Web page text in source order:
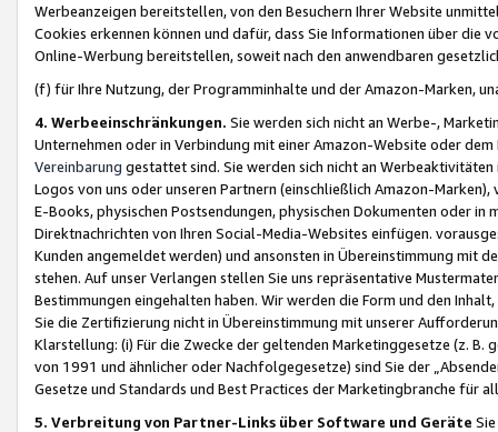
Werbeanzeigen bereitstellen, von den Besuchern Ihrer Website
Cookies erkennen können und dafür, dass Sie Informationen über die
Online-Werbung bereitstellen, soweit nach den anwendbaren
(f) für Ihre Nutzung, der Programminhalte und der Amazon-Marken,
4. Werbeeinschränkungen. Sie werden sich nicht an Werbe-,
Unternehmen oder in Verbindung mit einer Amazon-Website oder
Vereinbarung gestattet sind. Sie werden sich nicht an
Logos von uns oder unseren Partnern (einschließlich Amazon-
E-Books, physischen Postsendungen, physischen Dokumenten oder in
Direktnachrichten von Ihren Social-Media-Websites einfügen.
Kunden angemeldet werden) und ansonsten in Übereinstimmung mit
stehen. Auf unser Verlangen stellen Sie uns repräsentative
Bestimmungen eingehalten haben. Wir werden die Form und den
Sie die Zertifizierung nicht in Übereinstimmung mit unserer
Klarstellung: (i) Für die Zwecke der geltenden Marketinggesetze (z. B.
von 1991 und ähnlicher oder Nachfolgegesetze) sind Sie der
Gesetze und Standards und Best Practices der Marketingbranche für
5. Verbreitung von Partner-Links über Software und Geräte